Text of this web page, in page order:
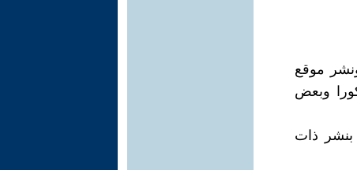
سرب ونشر موقع
الشيخ ذكورا وبعض
بنشر ذات